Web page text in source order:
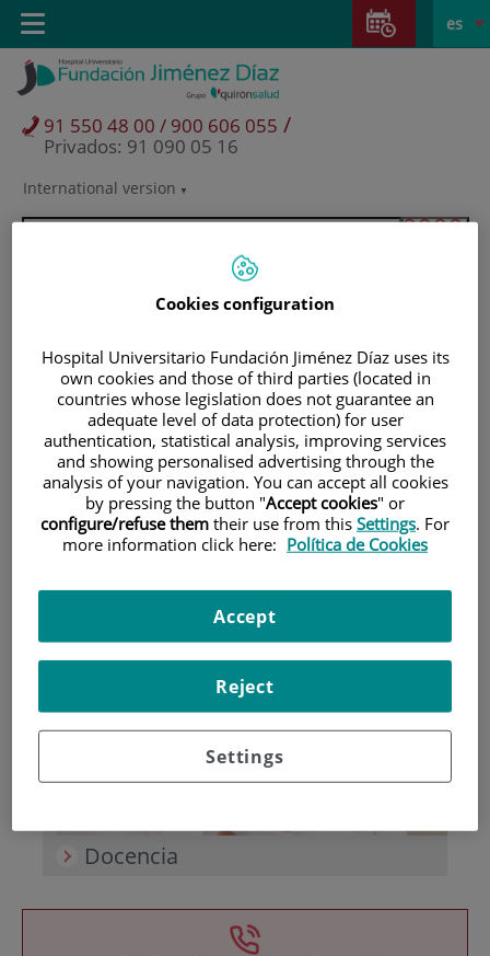
Saltar al contenido
Saltar
contenido
Selector
activo
es
International version
91 550 48 00 / 900 606 055 /
Privados: 91 090 05 16
Toggle
navigation
Pacientes y visitantes
Investigación
Docencia
Cookies configuration
Hospital Universitario Fundación Jiménez Díaz uses its
own cookies and those of third parties (located in
countries whose legislation does not guarantee an
adequate level of data protection) for user
authentication, statistical analysis, improving services
and showing personalised advertising through the
analysis of your navigation. You can accept all cookies
by pressing the button "Accept cookies" or
configure/refuse them their use from this Settings. For
more information click here: Política de Cookies
Settings
Reject
Accept